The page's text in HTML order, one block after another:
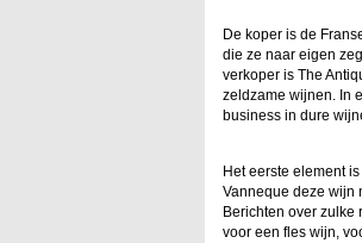
De koper is de
die ze naar eigen
verkoper is The
zeldzame wijnen. In
business in dure
Het eerste element
Vanneque deze wijn
Berichten over
voor een fles wijn,